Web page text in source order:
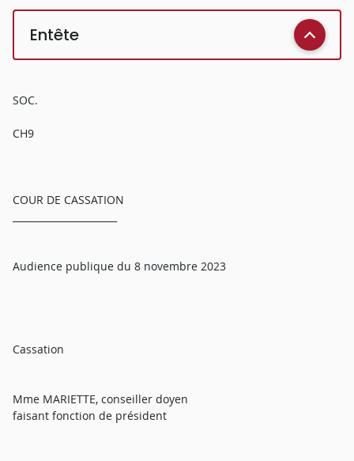
Entête
SOC.
CH9
COUR DE CASSATION
Audience publique du 8 novembre 2023
Cassation
Mme MARIETTE, conseiller doyen
faisant fonction de président